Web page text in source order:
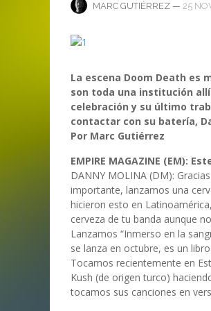
IMPRESIONES
NAGOLD 2025
EN PROFUNDIDAD
MARC GUTIÉRREZ — 25
La escena Doom Death es
son toda una institución
celebración y su último
contactar con su batería,
Por Marc Gutiérrez
EMPIRE MAGAZINE (EM):
DANNY MOLINA (DM):
importante, lanzamos una
hicieron esto en
cerveza de tu banda aunque
Lanzamos “Inmerso en la
se lanza en octubre, es un
Tocamos recientemente en
Kush (de origen turco)
tocamos sus canciones en